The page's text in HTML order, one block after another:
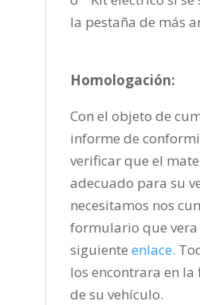
la pestaña de más
Homologación:
Con el objeto de
informe de
verificar que el
adecuado para su
necesitamos nos
formulario que vera
siguiente enlace.
los encontrara en la
de su vehículo.